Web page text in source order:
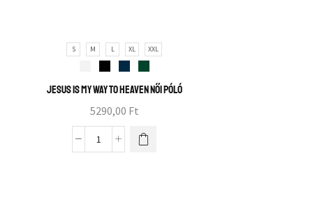
S M L XL XXL
Jesus is my way to heaven női póló
5290,00 Ft